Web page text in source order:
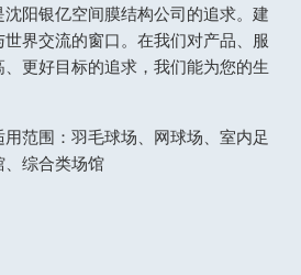
阳银亿空间膜结构公司的追求。建
界交流的窗口。在我们对产品、服
更好目标的追求，我们能为您的生
范围：羽毛球场、网球场、室内足
综合类场馆